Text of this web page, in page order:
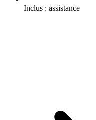
Inclus : assistance